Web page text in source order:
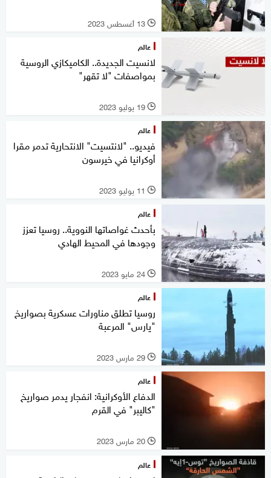
l 13 أغسطس 2023
عالم
لانسيت الجديدة.. الكاميكازي الروسية
بمواصفات "لا تقهر"
l 19 يوليو 2023
عالم
فيديو.. "لانتسيت" الانتحارية تدمر مقرا
أوكرانيا في خيرسون
l 11 يوليو 2023
عالم
بأحدث غواصاتها النووية.. روسيا تعزز
وجودها في المحيط الهادي
l 24 مايو 2023
عالم
روسيا تطلق مناورات عسكرية بصواريخ
"يارس" المرعبة
l 29 مارس 2023
عالم
الدفاع الأوكرانية: انفجار يدمر صواريخ
"كاليبر" في القرم
l 20 مارس 2023
عالم